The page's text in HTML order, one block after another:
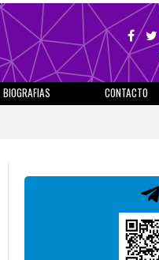
BIOGRAFIAS CONTACTO